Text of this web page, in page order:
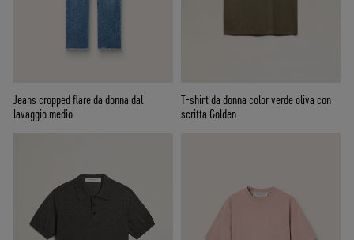
Jeans cropped flare da donna dal
lavaggio medio
T-shirt da donna color verde oliva con
scritta Golden